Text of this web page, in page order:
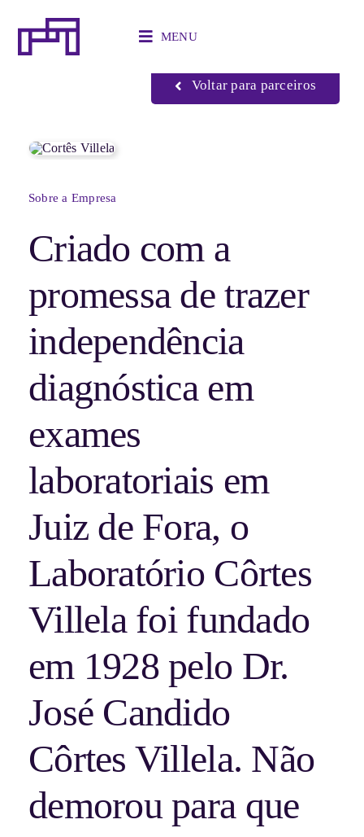
para
MENU
Início Parceiros
Voltar para parceiros
Sobre a Empresa
Criado com a
promessa de trazer
independência
diagnóstica em
exames
laboratoriais em
Juiz de Fora, o
Laboratório Côrtes
Villela foi fundado
em 1928 pelo Dr.
José Candido
Côrtes Villela. Não
demorou para que